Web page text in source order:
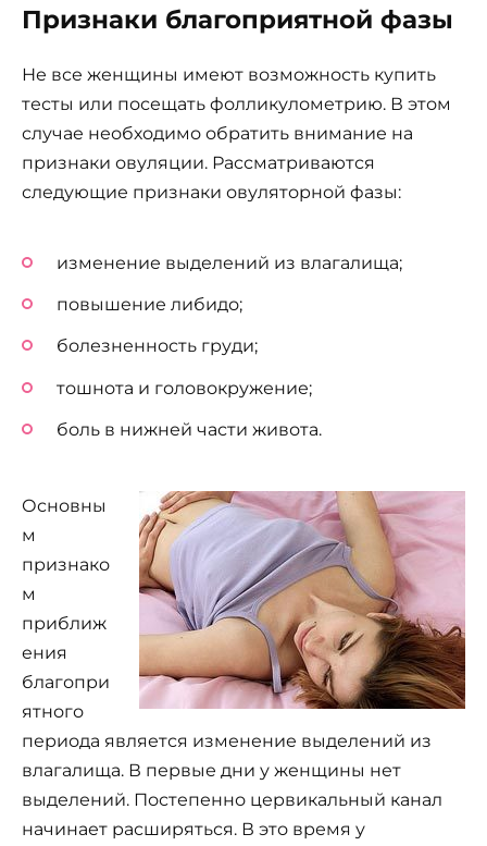
Признаки благоприятной фазы
Не все женщины имеют возможность купить
тесты или посещать фолликулометрию. В этом
случае необходимо обратить внимание на
признаки овуляции. Рассматриваются
следующие признаки овуляторной фазы:
изменение выделений из влагалища;
повышение либидо;
болезненность груди;
тошнота и головокружение;
боль в нижней части живота.
Основны
м
признако
м
приближ
ения
благопри
ятного
периода является изменение выделений из
влагалища. В первые дни у женщины нет
выделений. Постепенно цервикальный канал
начинает расширяться. В это время у